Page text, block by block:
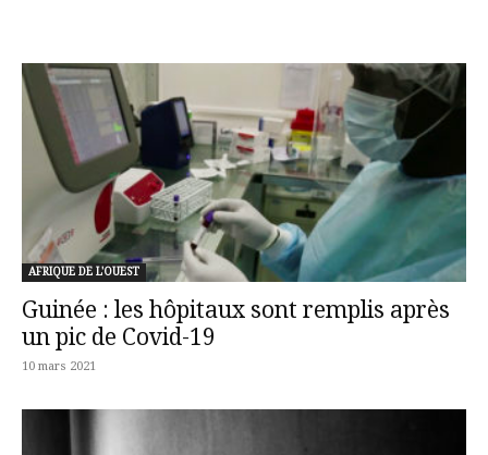
AFRIQUE DE L'OUEST
Guinée : les hôpitaux sont remplis après
un pic de Covid-19
10 mars 2021